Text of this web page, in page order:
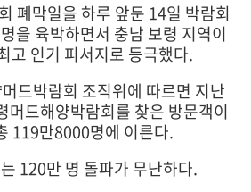
폐막일을 하루 앞둔 14일 박람회
을 육박하면서 충남 보령 지역이
고 인기 피서지로 등극했다.
드박람회 조직위에 따르면 지난
머드해양박람회를 찾은 방문객이
119만8000명에 이른다.
120만 명 돌파가 무난하다.